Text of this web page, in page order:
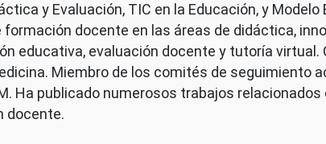
y Evaluación, TIC en la Educación, y Modelo
docente en las áreas de didáctica,
educativa, evaluación docente y tutoría virtual.
Miembro de los comités de seguimiento
Ha publicado numerosos trabajos
docente.